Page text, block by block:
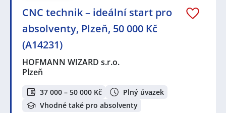
CNC technik – ideální start pro
absolventy, Plzeň, 50 000 Kč
(A14231)
HOFMANN WIZARD s.r.o.
Plzeň
37 000 – 50 000 Kč
Plný úvazek
Vhodné také pro absolventy